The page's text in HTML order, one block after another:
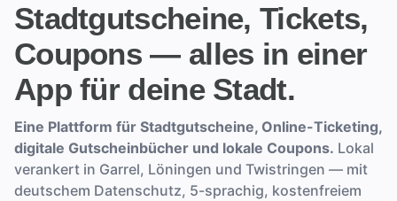
Stadtgutscheine, Tickets,
Coupons — alles in einer
Appfür deine Stadt.
Eine Plattform für Stadtgutscheine, Online-Ticketing,
digitale Gutscheinbücher und lokale Coupons. Lokal
verankert in Garrel, Löningen und Twistringen — mit
deutschem Datenschutz, 5-sprachig, kostenfreiem